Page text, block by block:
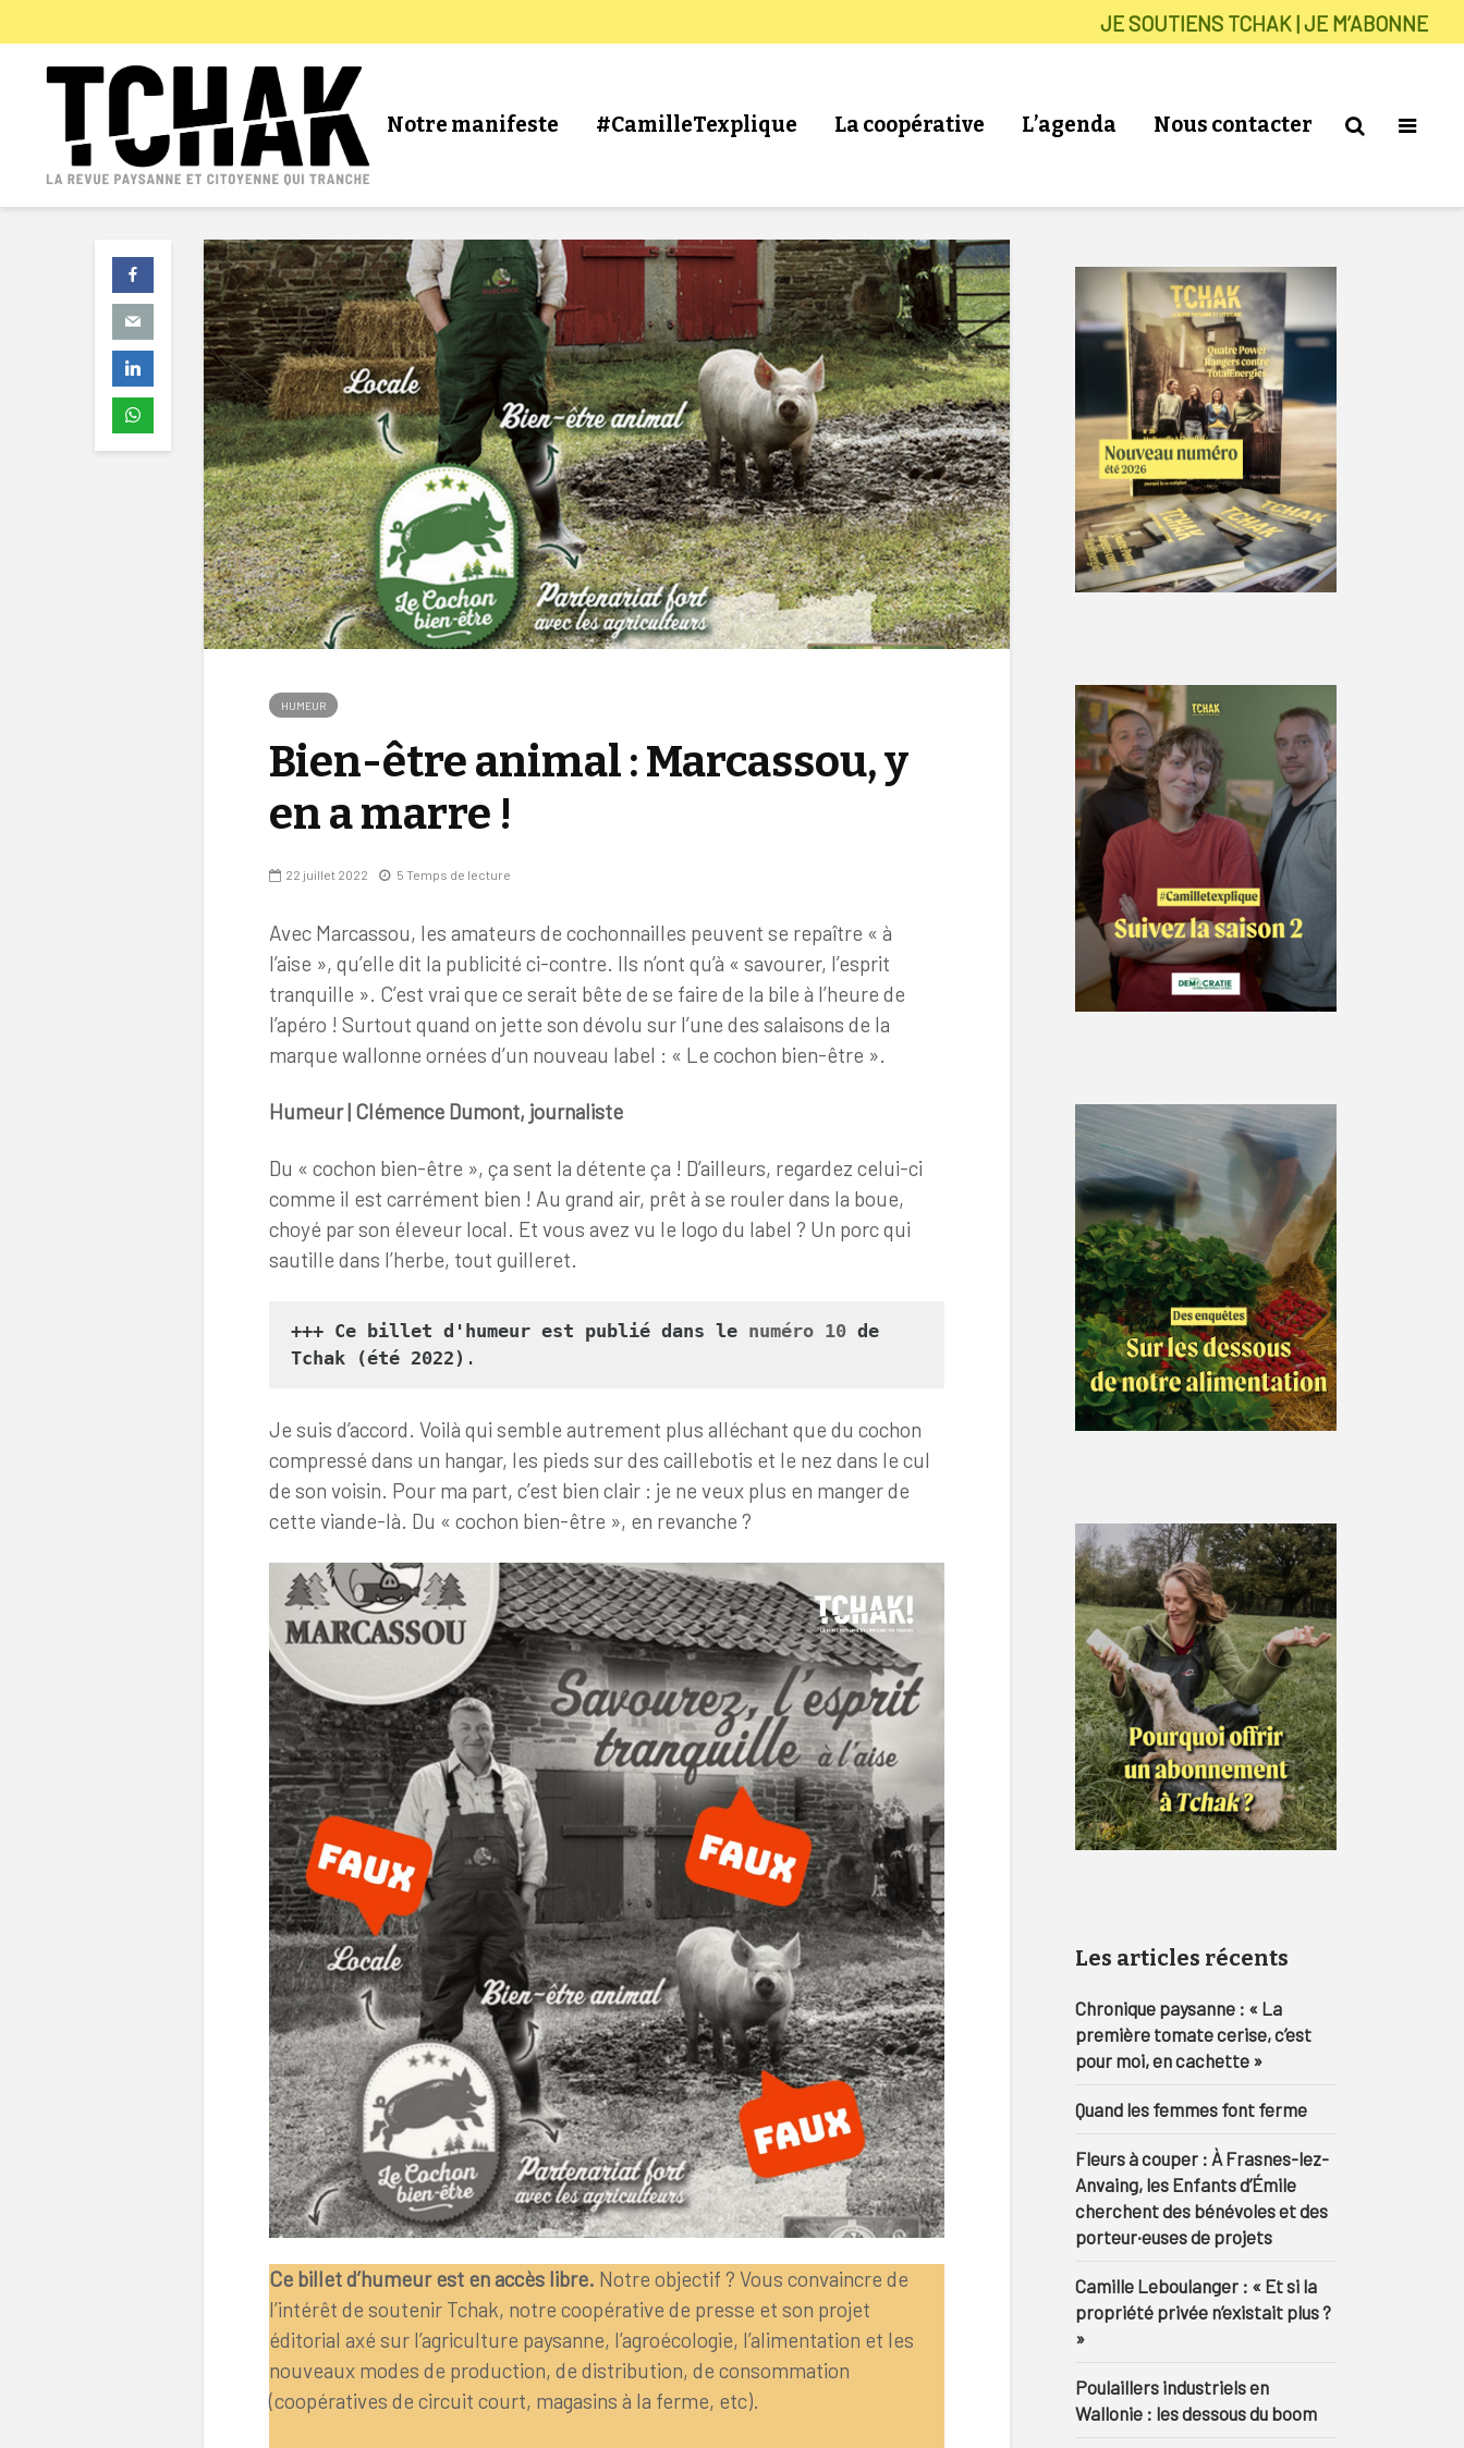
JE SOUTIENS TCHAK | JE M’ABONNE
Notre manifeste #CamilleTexplique La coopérative L’agenda Nous contacter
HUMEUR
Bien-être animal : Marcassou, y
en a marre !
22 juillet 2022 5 Temps de lecture
Avec Marcassou, les amateurs de cochonnailles peuvent se repaître « à
l’aise », qu’elle dit la publicité ci-contre. Ils n’ont qu’à « savourer, l’esprit
tranquille ». C’est vrai que ce serait bête de se faire de la bile à l’heure de
l’apéro ! Surtout quand on jette son dévolu sur l’une des salaisons de la
marque wallonne ornées d’un nouveau label : « Le cochon bien-être ».
Humeur | Clémence Dumont, journaliste
Du « cochon bien-être », ça sent la détente ça ! D’ailleurs, regardez celui-ci
comme il est carrément bien ! Au grand air, prêt à se rouler dans la boue,
choyé par son éleveur local. Et vous avez vu le logo du label ? Un porc qui
sautille dans l’herbe, tout guilleret.
+++ Ce billet d'humeur est publié dans le numéro 10 de
Tchak (été 2022) .
Je suis d’accord. Voilà qui semble autrement plus alléchant que du cochon
compressé dans un hangar, les pieds sur des caillebotis et le nez dans le cul
de son voisin. Pour ma part, c’est bien clair : je ne veux plus en manger de
cette viande-là. Du « cochon bien-être », en revanche ?
Ce billet d’humeur est en accès libre. Notre objectif ? Vous convaincre de
l’intérêt de soutenir Tchak, notre coopérative de presse et son projet
éditorial axé sur l’agriculture paysanne, l’agroécologie, l’alimentation et les
nouveaux modes de production, de distribution, de consommation
(coopératives de circuit court, magasins à la ferme, etc).
Les articles récents
Chronique paysanne : « La
première tomate cerise, c’est
pour moi, en cachette »
Quand les femmes font ferme
Fleurs à couper : À Frasnes-lez-
Anvaing, les Enfants d’Émile
cherchent des bénévoles et des
porteur·euses de projets
Camille Leboulanger : « Et si la
propriété privée n’existait plus ?
»
Poulaillers industriels en
Wallonie : les dessous du boom